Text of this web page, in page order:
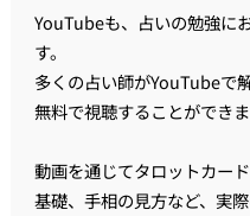
YouTubeも、占いの勉強に
す。
多くの占い師がYouTubeで
無料で視聴することができま
動画を通じてタロットカー
基礎、手相の見方など、実